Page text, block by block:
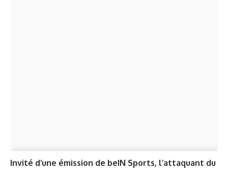
Invité d’une émission de beIN Sports, l’attaquant du